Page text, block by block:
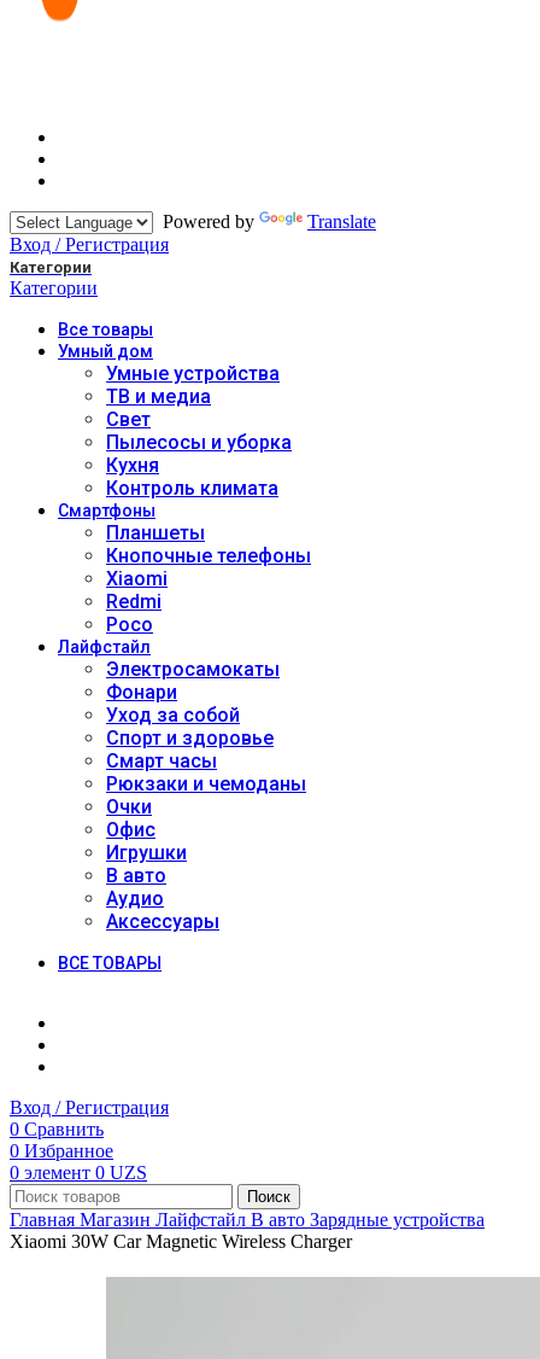
Powered by
Translate
Вход / Регистрация
Категории
Категории
Всетовары
Умный дом
Умные устройства
ТВ и медиа
Свет
Пылесосы и уборка
Кухня
Контроль климата
Смартфоны
Планшеты
Кнопочные телефоны
Xiaomi
Redmi
Poco
Лайфстайл
Электросамокаты
Фонари
Уход за собой
Спорт и здоровье
Смарт часы
Рюкзаки и чемоданы
Очки
Офис
Игрушки
В авто
Аудио
Аксессуары
ВСЕ ТОВАРЫ
Вход / Регистрация
0 Сравнить
0 Избранное
0 элемент 0 UZS
Поиск
Главная Магазин Лайфстайл В авто Зарядные устройства
Xiaomi 30W Car Magnetic Wireless Charger